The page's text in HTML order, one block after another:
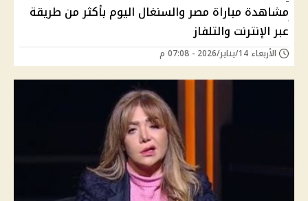
مشاهدة مباراة مصر والسنغال اليوم بأكثر من طريقة
عبر الإنترنت والتلفاز
الأربعاء 14/يناير/2026 - 07:08 م